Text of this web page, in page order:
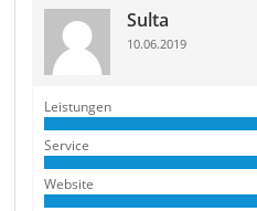
Sulta
10.06.2019
Leistungen
Service
Website